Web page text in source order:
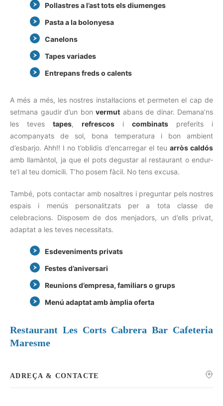
Pollastres a l’ast tots els diumenges
Pasta a la bolonyesa
Canelons
Tapes variades
Entrepans freds o calents
A més a més, les nostres instal·lacions et permeten el cap de
setmana gaudir d’un bon vermut abans de dinar. Demana’ns
les teves tapes, refrescos i combinats preferits i
acompanyats de sol, bona temperatura i bon ambient
d’esbarjo. Ahh!! I no t’oblidis d’encarregar el teu arròs caldós
amb llamàntol, ja que el pots degustar al restaurant o endur-
te’l al teu domicili. T’ho posem fàcil. No tens excusa.
També, pots contactar amb nosaltres i preguntar pels nostres
espais i menús personalitzats per a tota classe de
celebracions. Disposem de dos menjadors, un d’ells privat,
adaptat a les teves necessitats.
Esdeveniments privats
Festes d’aniversari
Reunions d’empresa, familiars o grups
Menú adaptat amb àmplia oferta
Restaurant Les Corts Cabrera Bar Cafeteria
Maresme
ADREÇA & CONTACTE